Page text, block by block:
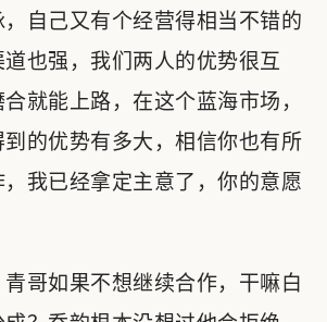
自己又有个经营得相当不错的
也强，我们两人的优势很互
就能上路，在这个蓝海市场，
的优势有多大，相信你也有所
我已经拿定主意了，你的意愿
哥如果不想继续合作，干嘛白